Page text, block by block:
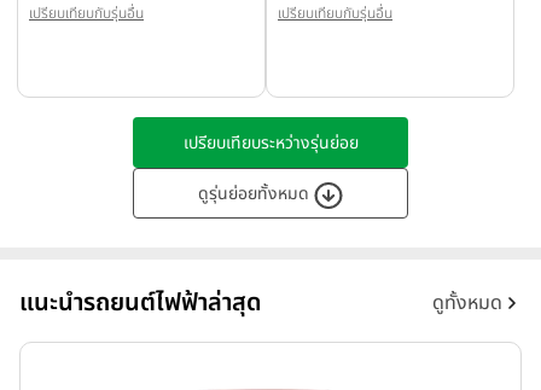
เปรียบเทียบกับรุ่นอื่น เปรียบเทียบกับรุ่นอื่น
เปรียบเทียบระหว่างรุ่นย่อย
ดูรุ่นย่อยทั้งหมด
แนะนำรถยนต์ไฟฟ้าล่าสุด ดูทั้งหมด